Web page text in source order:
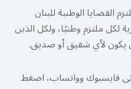
القضايا الوطنية للبنان
لكل ملتزم وطنيًا، ولكل الذين
أن يكون لأي شقيق أو صديق.
فايسبوك وواتساب، اضغط